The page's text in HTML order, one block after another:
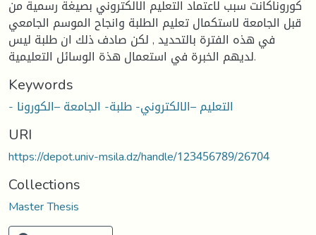
كوروناكانت سبب لاعتماد التعليم الالكتروني بصيغة رسمية من
قبل الجامعة لاستكمال تعليم الطلبة وانجاح الموسم الجامعي
في هذه الفترة بالتحديد , لكن صادف ذلك ان طلبة ليس
لديهم الخبرة في استعمال هذة الوسائل التعليمية.
Keywords
- التعليم –الالكتروني- طلبة- الجامعة –الكورونا
URI
https://depot.univ-msila.dz/handle/123456789/26704
Collections
Master Thesis